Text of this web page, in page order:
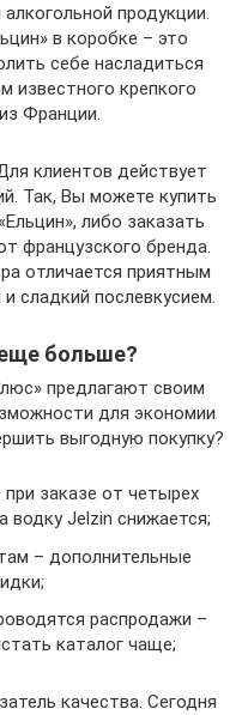
продукции.
в коробке – это
себе насладиться
известного крепкого
Франции.
клиентов действует
Так, Вы можете купить
либо заказать
французского бренда.
отличается приятным
сладкий послевкусием.
больше?
предлагают своим
для экономии
выгодную покупку?
заказе от четырех
водку Jelzin снижается;
– дополнительные
распродажи –
каталог чаще;
качества. Сегодня